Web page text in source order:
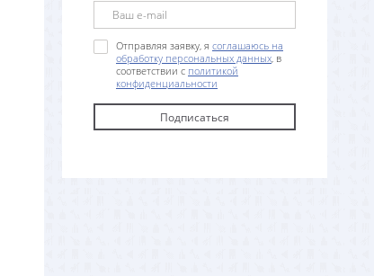
Отправляя заявку, я соглашаюсь на
обработку персональных данных, в
соответствии с политикой
конфиденциальности